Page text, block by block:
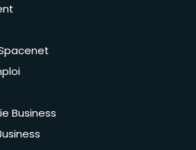
Business